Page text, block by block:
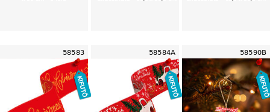
58583 58584A 58590B